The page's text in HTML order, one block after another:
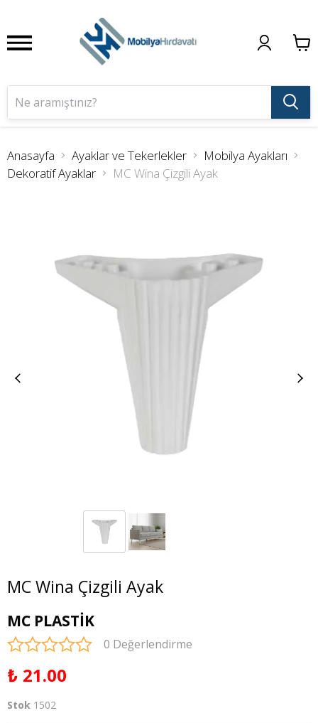
Anasayfa Ayaklar ve Tekerlekler
Mobilya Ayakları
Dekoratif Ayaklar
MC Wina Çizgili Ayak
MC Wina Çizgili Ayak
MC PLASTİK
0 Değerlendirme
₺ 21.00
Stok 1502